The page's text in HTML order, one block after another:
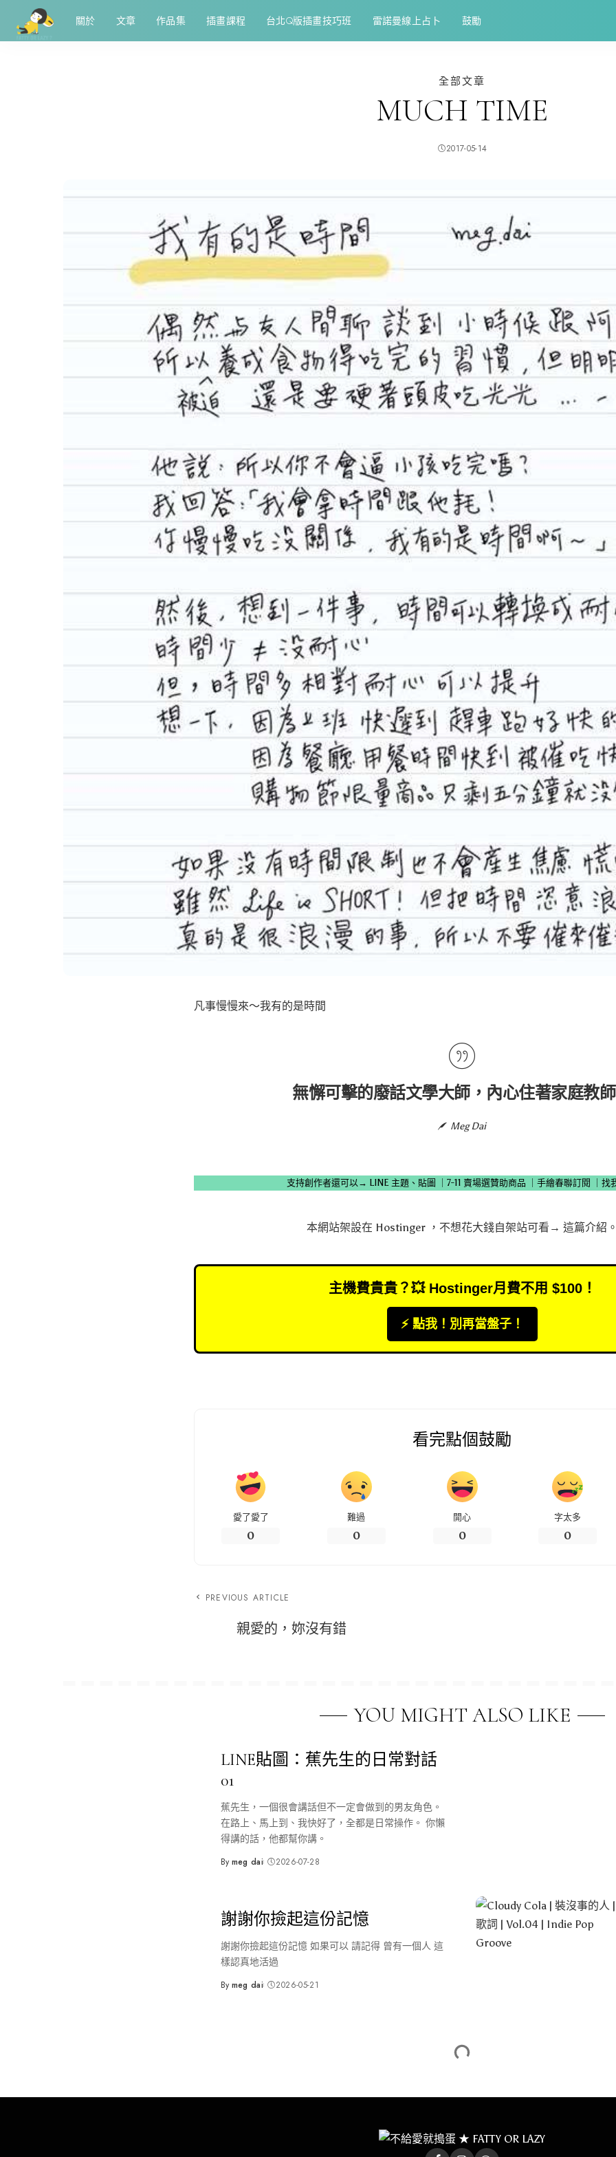
關於 文章 作品集 插畫課程 台北Q版插畫技巧班 雷諾曼線上占卜 鼓勵
全部文章
MUCH TIME
2017-05-14
凡事慢慢來～我有的是時間
無懈可擊的廢話文學大師，內心住著家庭教
Meg Dai
支持創作者還可以→ LINE 主題、貼圖 7-11 賣場選贊助商品 手繪春聯訂閱 找
本網站架設在 Hostinger，不想花大錢自架站可看→ 這篇介紹
主機費貴貴？💥 Hostinger月費不用 $100！
⚡️ 點我！別再當盤子！
看完點個鼓勵
愛了愛了
0
難過
0
開心
0
字太多
0
PREVIOUS ARTICLE
親愛的，妳沒有錯
YOU MIGHT ALSO LIKE
LINE貼圖：蕉先生的日常對話
01
蕉先生，一個很會講話但不一定會做到的男友角色。
在路上、馬上到、我快好了，全都是日常操作。 你懶
得講的話，他都幫你講。
Posted
By meg dai 2026-07-28
謝謝你撿起這份記憶
謝謝你撿起這份記憶 如果可以 請記得 曾有一個人 這
樣認真地活過
Posted
By meg dai 2026-05-21